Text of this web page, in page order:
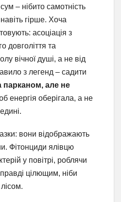
– нібито самотність
гірше. Хоча
асоціація з
довголіття та
вічної душі, а не від
з легенд – садити
парканом, але не
енергія оберігала, а не
вони відображають
Фітонциди ялівцю
у повітрі, роблячи
цілющим, ніби